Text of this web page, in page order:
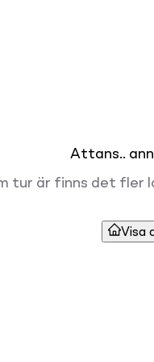
Attans..
tur är finns det fler
Visa